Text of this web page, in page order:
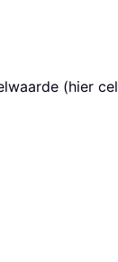
(hier